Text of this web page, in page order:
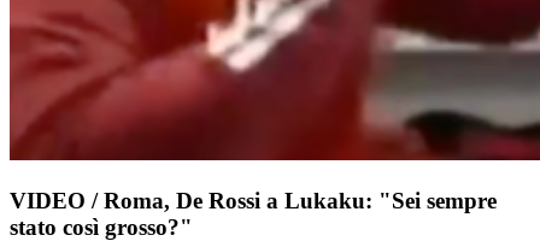
VIDEO / Roma, De Rossi a Lukaku: "Sei sempre
stato così grosso?"